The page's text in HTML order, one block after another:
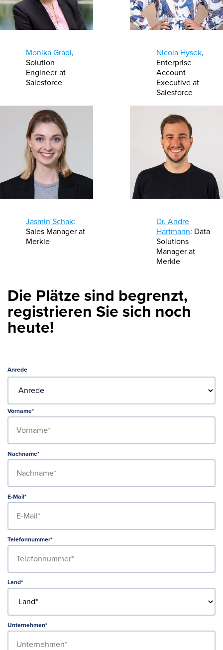
Monika Gradl,
Solution
Engineer at
Salesforce
Nicola Hysek,
Enterprise
Account
Executive at
Salesforce
Jasmin Schak:
Sales Manager at
Merkle
Dr. Andre
Hartmann: Data
Solutions
Manager at
Merkle
Die Plätze sind begrenzt,
registrieren Sie sich noch
heute!